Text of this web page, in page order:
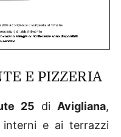
E PIZZERIA
25 di Avigliana,
interni e ai terrazzi